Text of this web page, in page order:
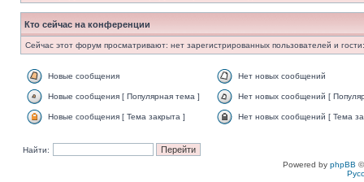
Кто сейчас на конференции
Сейчас этот форум просматривают: нет зарегистрированных пользователей и
Новые сообщения Нет новых сообщений
Новые сообщения [ Популярная тема ] Нет новых сообщений [
Новые сообщения [ Тема закрыта ] Нет новых сообщений [ Тема
Найти:
Powered by phpBB